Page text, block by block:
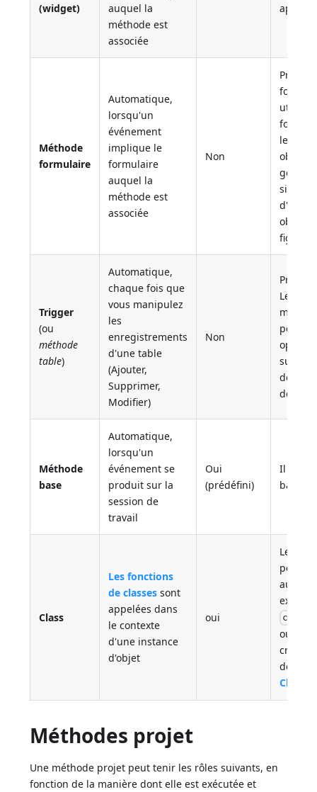
(widget)
auquel la
méthode est
associée
appelé
Méthode
formulaire
Automatique,
lorsqu'un
événement
implique le
formulaire
auquel la
méthode est
associée
Non
utiliser
les
objets,
simple
objet
figure.
Trigger
(ou
méthode
table)
Automatique,
chaque fois que
vous manipulez
les
enregistrements
d'une table
(Ajouter,
Supprimer,
Modifier)
Non
Les
sur les
de
Méthode
base
Automatique,
lorsqu'un
événement se
produit sur la
session de
travail
Oui
(prédéfini)
Il
base
Class
Les fonctions
de classes sont
appelées dans
le contexte
d'une instance
d'objet
oui
Les
au
ou
créées
Classes
Méthodes projet
Une méthode projet peut tenir les rôles suivants, en
fonction de la manière dont elle est exécutée et